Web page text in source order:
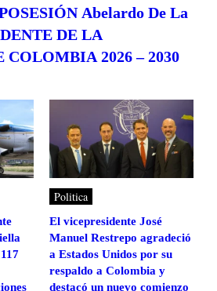
Abelardo De La
DE LA
COLOMBIA 2026 – 2030
Politica
El vicepresidente José
Manuel Restrepo agradeció
a Estados Unidos por su
respaldo a Colombia y
destacó un nuevo comienzo